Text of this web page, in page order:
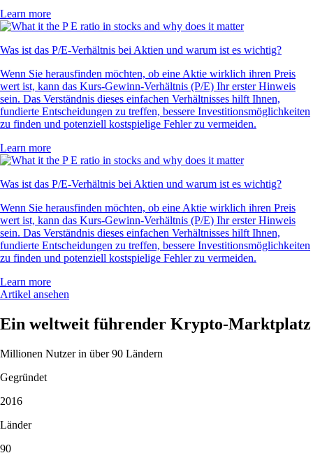
Learn more
Was ist das P/E-Verhältnis bei Aktien und warum ist es wichtig?
Wenn Sie herausfinden möchten, ob eine Aktie wirklich ihren Preis
wert ist, kann das Kurs-Gewinn-Verhältnis (P/E) Ihr erster Hinweis
sein. Das Verständnis dieses einfachen Verhältnisses hilft Ihnen,
fundierte Entscheidungen zu treffen, bessere Investitionsmöglichkeiten
zu finden und potenziell kostspielige Fehler zu vermeiden.
Learn more
Was ist das P/E-Verhältnis bei Aktien und warum ist es wichtig?
Wenn Sie herausfinden möchten, ob eine Aktie wirklich ihren Preis
wert ist, kann das Kurs-Gewinn-Verhältnis (P/E) Ihr erster Hinweis
sein. Das Verständnis dieses einfachen Verhältnisses hilft Ihnen,
fundierte Entscheidungen zu treffen, bessere Investitionsmöglichkeiten
zu finden und potenziell kostspielige Fehler zu vermeiden.
Learn more
Artikel ansehen
Ein weltweit führender Krypto-Marktplatz
Millionen Nutzer in über 90 Ländern
Gegründet
2016
Länder
90